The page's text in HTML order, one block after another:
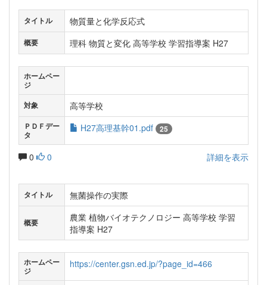
タイトル 物質量と化学反応式
概要 理科 物質と変化 高等学校 学習指導案 H27
ホームペー
ジ
対象
高等学校
ＰＤＦデー
タ
H27高理基幹01.pdf 25
0 0 詳細を表示
タイトル 無菌操作の実際
概要
農業 植物バイオテクノロジー 高等学校 学習
指導案 H27
ホームペー
ジ
https://center.gsn.ed.jp/?page_id=466